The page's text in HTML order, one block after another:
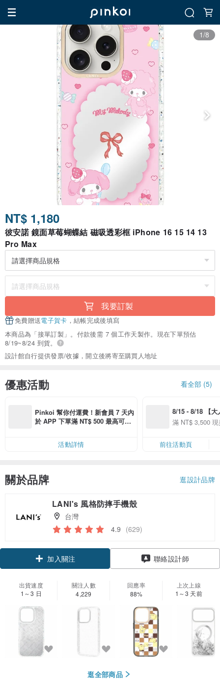
1/8
NT$ 1,180
彼安諾 鏡面草莓蝴蝶結 磁吸透彩框 iPhone 16 15 14 13
Pro Max
我要訂製
免費贈送電子賀卡 ，結帳完成後填寫
本商品為「接單訂製」。付款後需 7 個工作天製作。現在下單預估
8/19~8/24 到貨。
設計館自行提供發票/收據，開立後將寄至購買人地址
優惠活動 看全部 (5)
Pinkoi 幫你付運費！新會員 7 天內
於 APP 下單滿 NT$ 500 最高可折
活動詳情
8/15 - 8/18 【大
季】滿
滿 NT$ 3,500
前往活動頁
關於品牌 逛設計品牌
LANI's 風格防摔手機殼
台灣
4.9 (629)
領優惠券
加入關注
聯絡設計師
出貨速度
1～3 日
關注人數
4,229
回應率
88%
上次上線
1～3 天前
逛全部商品